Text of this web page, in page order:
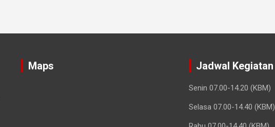
Maps Jadwal Kegiatan
Senin 07.00-14.20 (KBM)
Selasa 07.00-14.40 (KBM)